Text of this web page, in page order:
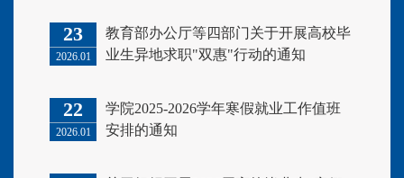
23
2026.01
教育部办公厅等四部门关于开展高校毕
业生异地求职"双惠"行动的通知
22
2026.01
学院2025-2026学年寒假就业工作值班
安排的通知